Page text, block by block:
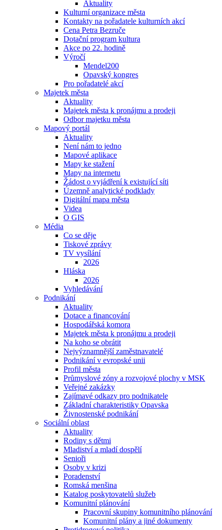
Aktuality
Kulturní organizace města
Kontakty na pořadatele kulturních akcí
Cena Petra Bezruče
Dotační program kultura
Akce po 22. hodině
Výročí
Mendel200
Opavský kongres
Pro pořadatelé akcí
Majetek města
Aktuality
Majetek města k pronájmu a prodeji
Odbor majetku města
Mapový portál
Aktuality
Není nám to jedno
Mapové aplikace
Mapy ke stažení
Mapy na internetu
Žádost o vyjádření k existující síti
Územně analytické podklady
Digitální mapa města
Videa
O GIS
Média
Co se děje
Tiskové zprávy
TV vysílání
2026
Hláska
2026
Vyhledávání
Podnikání
Aktuality
Dotace a financování
Hospodářská komora
Majetek města k pronájmu a prodeji
Na koho se obrátit
Nejvýznamnější zaměstnavatelé
Podnikání v evropské unii
Profil města
Průmyslové zóny a rozvojové plochy v MSK
Veřejné zakázky
Zajímavé odkazy pro podnikatele
Základní charakteristiky Opavska
Živnostenské podnikání
Sociální oblast
Aktuality
Rodiny s dětmi
Mladiství a mladí dospělí
Senioři
Osoby v krizi
Poradenství
Romská menšina
Katalog poskytovatelů služeb
Komunitní plánování
Pracovní skupiny komunitního plánování
Komunitní plány a jiné dokumenty